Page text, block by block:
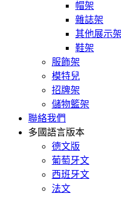
帽架
雜誌架
其他展示架
鞋架
服飾架
模特兒
招牌架
儲物籃架
聯絡我們
多國語言版本
德文版
葡萄牙文
西班牙文
法文